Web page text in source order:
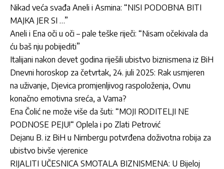
Nikad veća svađa Aneli i Asmina: “NISI PODOBNA BITI
MAJKA JER SI …”
Aneli i Ena oči u oči – pale teške riječi: “Nisam očekivala da
ću baš nju pobijediti”
Italijani nakon devet godina riješili ubistvo biznismena iz BiH
Dnevni horoskop za četvrtak, 24. juli 2025: Rak usmjeren
na uživanje, Djevica promjenljivog raspoloženja, Ovnu
konačno emotivna sreća, a Vama?
Ena Čolić ne može više da šuti: “MOJI RODITELJI NE
PODNOSE PEJU!“ Oplela i po Zlati Petrović
Dejanu B. iz BiH u Nirnbergu potvrđena doživotna robija za
ubistvo bivše vjerenice
RIJALITI UČESNICA SMOTALA BIZNISMENA: U Bijeloj